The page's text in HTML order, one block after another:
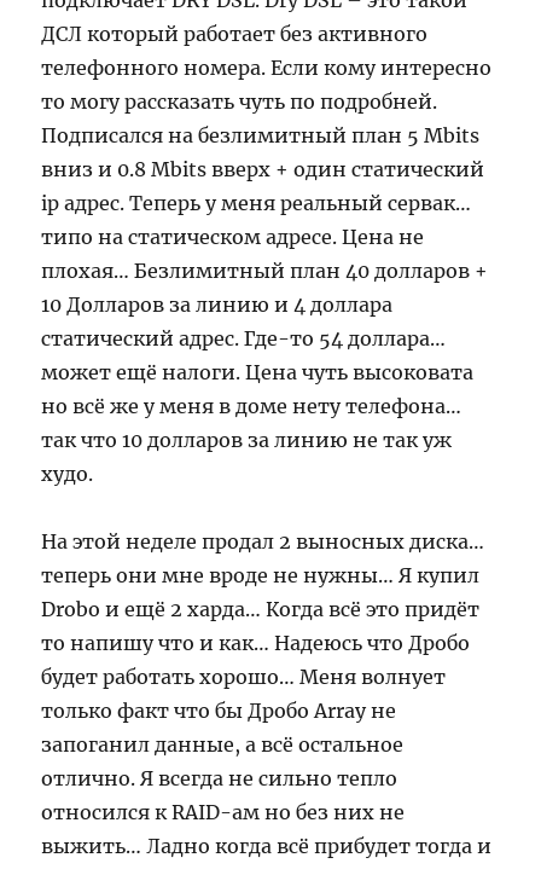
ДСЛ который работает без активного
телефонного номера. Если кому интересно
то могу рассказать чуть по подробней.
Подписался на безлимитный план 5 Mbits
вниз и 0.8 Mbits вверх + один статический
ip адрес. Теперь у меня реальный сервак…
типо на статическом адресе. Цена не
плохая… Безлимитный план 40 долларов +
10 Долларов за линию и 4 доллара
статический адрес. Где-то 54 доллара…
может ещё налоги. Цена чуть высоковата
но всё же у меня в доме нету телефона…
так что 10 долларов за линию не так уж
худо.
На этой неделе продал 2 выносных диска…
теперь они мне вроде не нужны… Я купил
Drobo и ещё 2 харда… Когда всё это придёт
то напишу что и как… Надеюсь что Дробо
будет работать хорошо… Меня волнует
только факт что бы Дробо Array не
запоганил данные, а всё остальное
отлично. Я всегда не сильно тепло
относился к RAID-ам но без них не
выжить… Ладно когда всё прибудет тогда и